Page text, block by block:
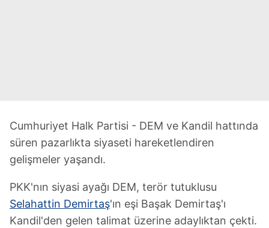
Cumhuriyet Halk Partisi - DEM ve Kandil hattında
süren pazarlıkta siyaseti hareketlendiren
gelişmeler yaşandı.
PKK'nın siyasi ayağı DEM, terör tutuklusu
Selahattin Demirtaş'ın eşi Başak Demirtaş'ı
Kandil'den gelen talimat üzerine adaylıktan çekti.